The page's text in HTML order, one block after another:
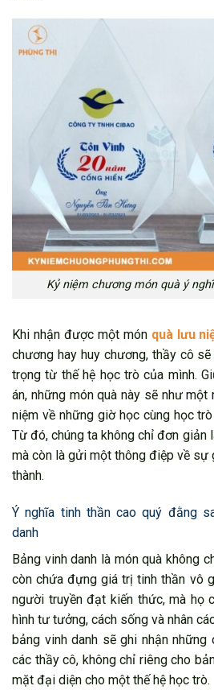
Kỷ niệm chương món quà ý
Khi nhận được một món quà lưu
chương hay huy chương, thầy cô
trọng từ thế hệ học trò của mình.
án, những món quà này sẽ như
niệm về những giờ học cùng học
Từ đó, chúng ta không chỉ đơn giản
mà còn là gửi một thông điệp về sự
thành.
Ý nghĩa tinh thần cao quý đằng
danh
Bảng vinh danh là món quà không
còn chứa đựng giá trị tinh thần vô
người truyền đạt kiến thức, mà họ
hình tư tưởng, cách sống và nhân
bảng vinh danh sẽ ghi nhận
các thầy cô, không chỉ riêng cho
mặt đại diện cho một thế hệ học trò.